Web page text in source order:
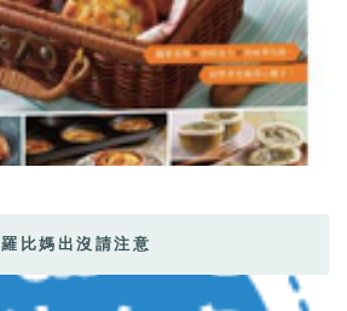
羅比媽出沒請注意